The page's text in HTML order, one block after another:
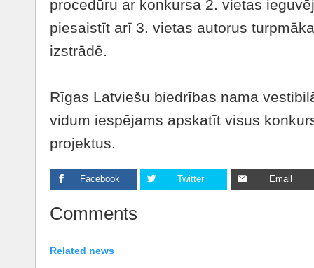
procedūru ar konkursa 2. vietas
piesaistīt arī 3. vietas autorus
izstrādē.
Rīgas Latviešu biedrības nama
vidum iespējams apskatīt visus
projektus.
Facebook Twitter Email
Comments
Related news